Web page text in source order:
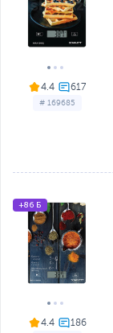
4.4
# 169685
4.4
+86 Б